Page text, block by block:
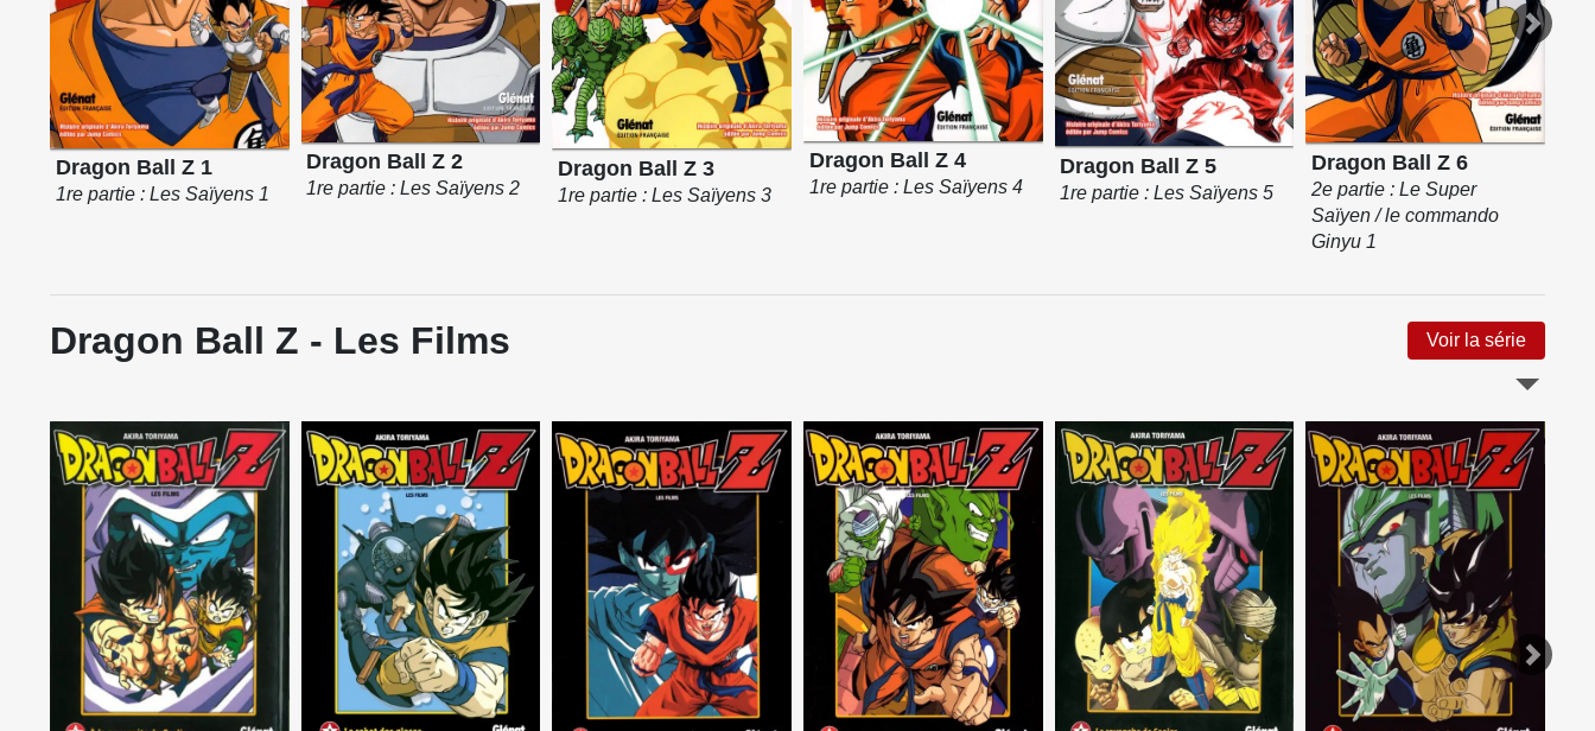
Dragon Ball Z 1
1re partie : Les Saïyens 1
Dragon Ball Z 2
1re partie : Les Saïyens 2
Dragon Ball Z 3
1re partie : Les Saïyens 3
Dragon Ball Z 4
1re partie : Les Saïyens 4
Dragon Ball Z 5
1re partie : Les Saïyens 5
Dragon Ball Z 6
2e partie : Le Super
Saïyen / le commando
Ginyu 1
Dragon Ball Z - Les Films Voir la série